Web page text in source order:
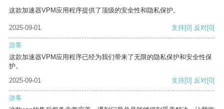
这款加速器VPM应用程序提供了顶级的安全性和隐私保护。
2025-09-01 支持[0] 反对[0]
游客
这款加速器VPM应用程序已经为我们带来了无限的隐私保护和安全性保
护。
2025-09-01
支持[0] 反对[0]
游客